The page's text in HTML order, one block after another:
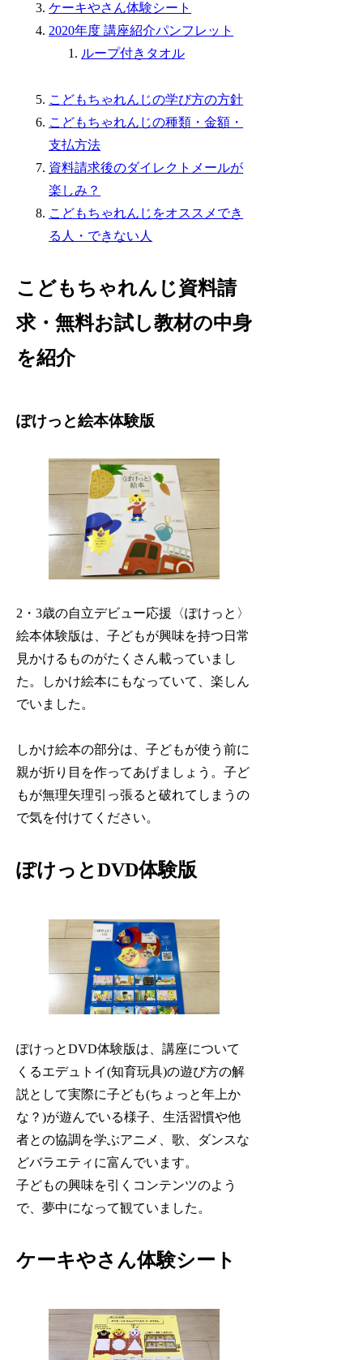
ケーキやさん体験シート
2020年度 講座紹介パンフレット
ループ付きタオル
こどもちゃれんじの学び方の方針
こどもちゃれんじの種類・金額・
支払方法
資料請求後のダイレクトメールが
楽しみ？
こどもちゃれんじをオススメでき
る人・できない人
こどもちゃれんじ資料請
求・無料お試し教材の中身
を紹介
ぽけっと絵本体験版
2・3歳の自立デビュー応援〈ぽけっと〉
絵本体験版は、子どもが興味を持つ日常
見かけるものがたくさん載っていまし
た。しかけ絵本にもなっていて、楽しん
でいました。
しかけ絵本の部分は、子どもが使う前に
親が折り目を作ってあげましょう。子ど
もが無理矢理引っ張ると破れてしまうの
で気を付けてください。
ぽけっとDVD体験版
ぽけっとDVD体験版は、講座について
くるエデュトイ(知育玩具)の遊び方の解
説として実際に子ども(ちょっと年上か
な？)が遊んでいる様子、生活習慣や他
者との協調を学ぶアニメ、歌、ダンスな
どバラエティに富んでいます。
子どもの興味を引くコンテンツのよう
で、夢中になって観ていました。
ケーキやさん体験シート